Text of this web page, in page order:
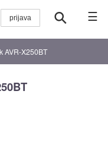
☰
AVR-X250BT